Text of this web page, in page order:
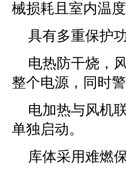
械损耗且室内温度
具有多重保护
电热防干烧，
整个电源，同时警
电加热与风机
单独启动。
库体采用难燃